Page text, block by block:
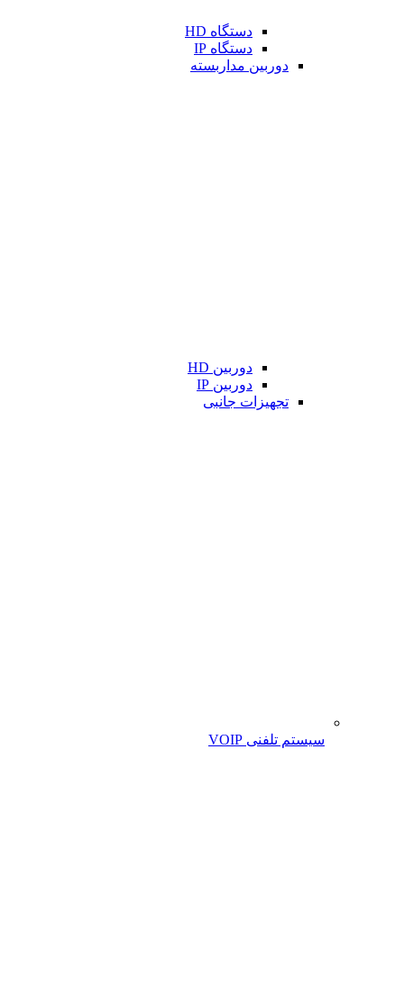
دستگاه HD
دستگاه IP
دوربین مداربسته
دوربین HD
دوربین IP
تجهیزات جانبی
سیستم تلفنی VOIP